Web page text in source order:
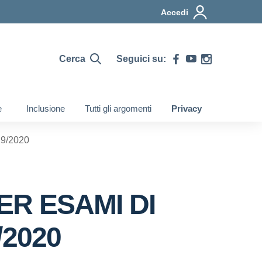
Accedi
Cerca Seguici su:
Inclusione Tutti gli argomenti Privacy
2020
ESAMI DI